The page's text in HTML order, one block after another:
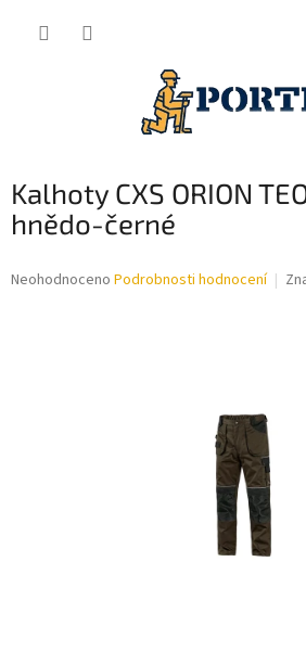
Kalhoty CXS ORION
hnědo-černé
Průměrné
Neohodnoceno Podrobnosti hodnocení